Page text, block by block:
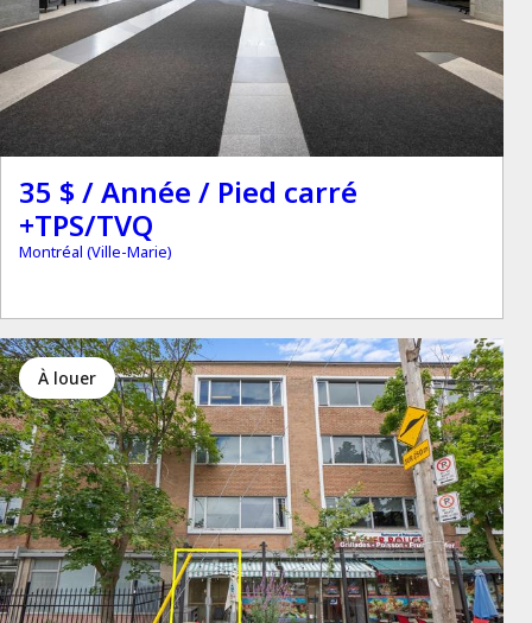
35 $ / Année / Pied carré
+TPS/TVQ
Montréal (Ville-Marie)
à louer